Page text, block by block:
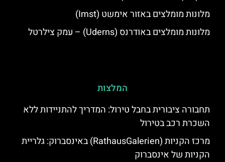
מלונות מומלצים באזור אימשט (Imst)
מלונות מומלצים באודרנס (Uderns) – עמק צילרטל
המלצות
תחבורה ציבורית בחבל טירול: המדריך להתניידות ללא
השכרת רכב בטירול
מרכז הקניות (RathausGalerien) באינסברוק: גלריית
הקניות של אינסברוק